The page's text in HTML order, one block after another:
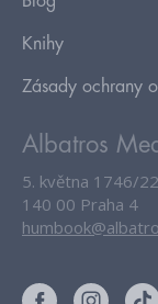
Knihy
Zásady ochrany
Albatros
5. května 1746/22
140 00 Praha 4